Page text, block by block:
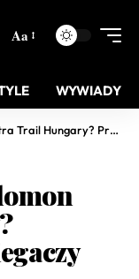
Aa
WYWIADY
Przeczytaj porady biegaczy